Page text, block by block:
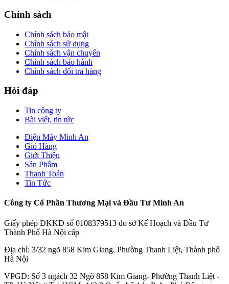
Chính sách
Chính sách bảo mật
Chính sách sử dụng
Chính sách vận chuyển
Chính sách bảo hành
Chính sách đổi trả hàng
Hỏi đáp
Tin công ty
Bài viết, tin tức
Điện Máy Minh An
Giỏ Hàng
Giới Thiệu
Sản Phẩm
Thanh Toán
Tin Tức
Công ty Cổ Phần Thương Mại và Đầu Tư Minh An
Giấy phép ĐKKD số 0108379513 do sở Kế Hoạch và Đầu Tư
Thành Phố Hà Nội cấp
Địa chỉ: 3/32 ngõ 858 Kim Giang, Phường Thanh Liệt, Thành phố
Hà Nội
VPGD: Số 3 ngách 32 Ngõ 858 Kim Giang- Phường Thanh Liệt -